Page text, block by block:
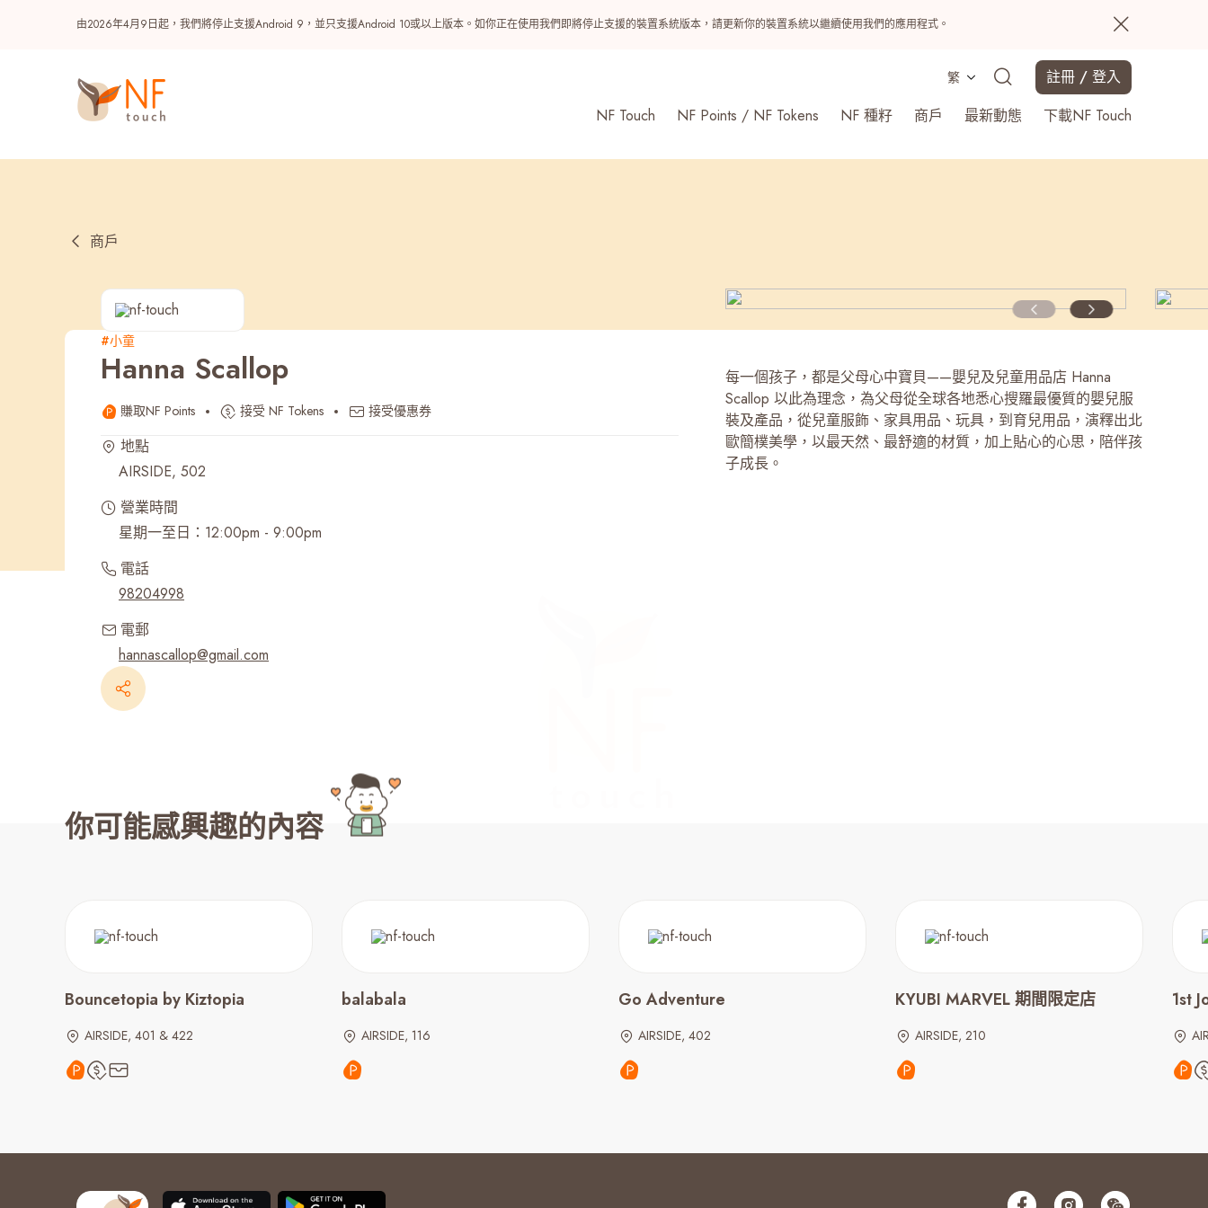
由2026年4月9日起，我們將停止支援Android 9，並只支援Android 10或以上版本。如你正在使用我們即將停止支援的裝置系統版本，請更新你的裝置系統以繼續使用我們的應用程式。
繁
註冊 / 登入
NF Touch
NF Points / NF Tokens NF 種籽 商戶 最新動態 下載NF Touch
熱門
NF 種籽 NF Points AIRSIDE
最近搜尋紀錄
商戶
#小童
Hanna Scallop
賺取NF Points 接受 NF Tokens 接受優惠券
地點
AIRSIDE, 502
營業時間
電話
98204998
電郵
hannascallop@gmail.com
每一個孩子，都是父母心中寶貝——嬰兒及兒童用品店 Hanna
Scallop 以此為理念，為父母從全球各地悉心搜羅最優質的嬰兒服
裝及產品，從兒童服飾、家具用品、玩具，到育兒用品，演釋出北
歐簡樸美學，以最天然、最舒適的材質，加上貼心的心思，陪伴孩
子成長。
你可能感興趣的內容
Bouncetopia by Kiztopia
AIRSIDE, 401 & 422
balabala
AIRSIDE, 116
Go Adventure
AIRSIDE, 402
KYUBI MARVEL 期間限定店
AIRSIDE, 210
1st